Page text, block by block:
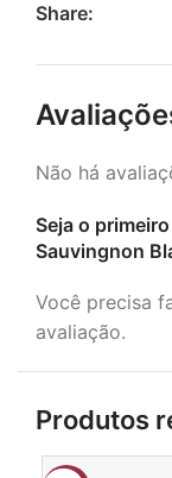
Share:
Não há
Seja o
Sauvingnon
Você precisa
avaliação.
Produtos